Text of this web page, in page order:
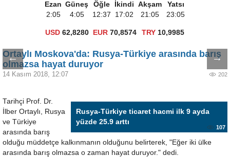
Ezan Güneş Öğle İkindi Akşam
Yatsı
2:05
4:05 12:37 17:02 21:05 23:05
USD 62,8280 EUR 70,8574 TRY10,9985
← →
Ortaylı Moskova'da: Rusya-Türkiye arasında barış
olmazsa hayat duruyor
14 Kasım 2018, 12:07 202
Rusya-Türkiye ticaret hacmi ilk 9 ayda
yüzde 25.9 arttı
107
Tarihçi Prof. Dr.
İlber Ortaylı, Rusya
ve Türkiye
arasında barış
olduğu müddetçe kalkınmanın olduğunu belirterek, "Eğer iki ülke
arasında barış olmazsa o zaman hayat duruyor." dedi.